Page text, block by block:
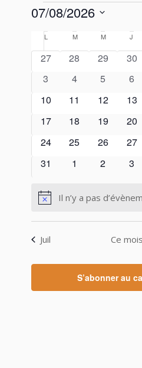
07/08/2026
une
date.
Calendrier
de
Évènements
L M M J
0
27
0
28
0
29
0
30
0
3
0
4
0
5
0
6
0
10
0
11
0
12
0
13
0
17
0
18
0
19
0
20
0
24
0
25
0
26
0
27
0
31
0
1
0
2
0
3
NoticeIl n’y a pas
Juil Ce
S’abonner au